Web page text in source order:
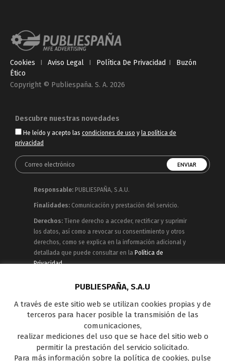
Cookies I Aviso Legal I Política De Privacidad I
Buzón
Ético
Copyright © Publiespaña. S. A. 2026
Descubre nuestras novedades
He leído y acepto las condiciones de uso y la política de
privacidad
Responsable: PUBLIESPAÑA, S.A.U.
Finalidades: Comunicación y prestación del servicio.
Derechos: Tiene derecho a acceder, rectificar y suprimir
los datos, así como a revocar su consentimiento y otros
derechos, como se explica en la información adicional y
detallada que puede consultar en la Política de
Privacidad
Publiespaña es empresa de Mediaset España
canales en abierto: Telecinco, Cuatro, Factoría de Ficción,
Boing, Divinity , Energy y Be Mad, así como de una amplia
oferta en el panorama de medios y con una gran
experiencia en la comercialización de diferentes
soportes en Internet y TV Outdoor Digital.
PUBLIESPAÑA, S.A.U
A través de este sitio web se utilizan cookies propias y de
terceros para hacer posible la transmisión de las
comunicaciones,
realizar mediciones del uso que se hace del sitio web o
permitir la prestación del servicio solicitado.
Para más información sobre la política de cookies, pulse